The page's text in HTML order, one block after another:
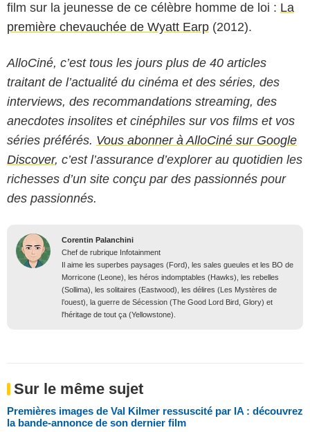
film sur la jeunesse de ce célèbre homme de loi : La
première chevauchée de Wyatt Earp (2012).
AlloCiné, c’est tous les jours plus de 40 articles
traitant de l’actualité du cinéma et des séries, des
interviews, des recommandations streaming, des
anecdotes insolites et cinéphiles sur vos films et vos
séries préférés. Vous abonner à AlloCiné sur Google
Discover, c’est l’assurance d’explorer au quotidien les
richesses d’un site conçu par des passionnés pour
des passionnés.
Corentin Palanchini
Chef de rubrique Infotainment
Il aime les superbes paysages (Ford), les sales gueules et les BO de
Morricone (Leone), les héros indomptables (Hawks), les rebelles
(Sollima), les solitaires (Eastwood), les délires (Les Mystères de
l’ouest), la guerre de Sécession (The Good Lord Bird, Glory) et
l'héritage de tout ça (Yellowstone).
Sur le même sujet
Premières images de Val Kilmer ressuscité par IA : découvrez
la bande-annonce de son dernier film